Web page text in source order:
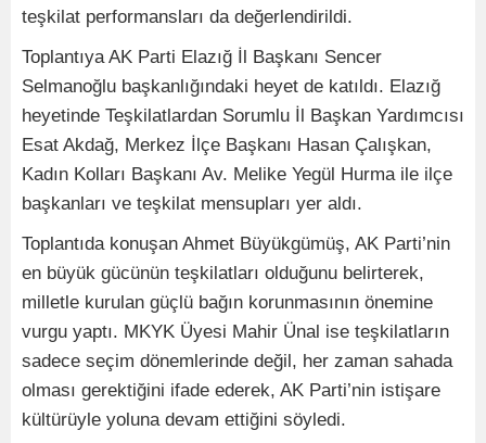
teşkilat performansları da değerlendirildi.
Toplantıya AK Parti Elazığ İl Başkanı Sencer
Selmanoğlu başkanlığındaki heyet de katıldı. Elazığ
heyetinde Teşkilatlardan Sorumlu İl Başkan Yardımcısı
Esat Akdağ, Merkez İlçe Başkanı Hasan Çalışkan,
Kadın Kolları Başkanı Av. Melike Yegül Hurma ile ilçe
başkanları ve teşkilat mensupları yer aldı.
Toplantıda konuşan Ahmet Büyükgümüş, AK Parti’nin
en büyük gücünün teşkilatları olduğunu belirterek,
milletle kurulan güçlü bağın korunmasının önemine
vurgu yaptı. MKYK Üyesi Mahir Ünal ise teşkilatların
sadece seçim dönemlerinde değil, her zaman sahada
olması gerektiğini ifade ederek, AK Parti’nin istişare
kültürüyle yoluna devam ettiğini söyledi.